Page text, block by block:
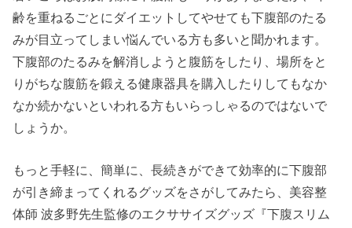
齢を重ねるごとにダイエットしてやせても下腹部のたる
みが目立ってしまい悩んでいる方も多いと聞かれます。
下腹部のたるみを解消しようと腹筋をしたり、場所をと
りがちな腹筋を鍛える健康器具を購入したりしてもなか
なか続かないといわれる方もいらっしゃるのではないで
しょうか。
もっと手軽に、簡単に、長続きができて効率的に下腹部
が引き締まってくれるグッズをさがしてみたら、美容整
体師 波多野先生監修のエクササイズグッズ『下腹スリム